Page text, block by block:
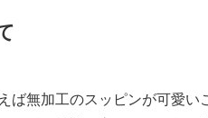
ば無加工のスッピンが可愛